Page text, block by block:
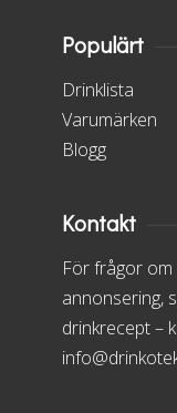
Populärt
Drinklista
Varumärken
Blogg
Kontakt
För frågor
annonsering,
drinkrecept –